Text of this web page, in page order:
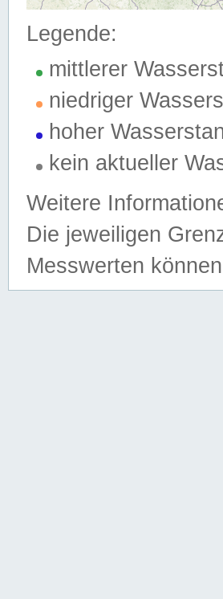
Legende:
mittlerer
niedriger
hoher
kein aktueller
Weitere
Die jeweiligen
Messwerten